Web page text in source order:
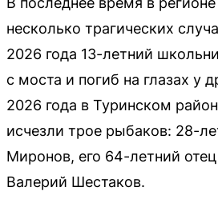
несколько трагических
2026 года 13-летний
с моста и погиб на глазах у
2026 года в Туринском
исчезли трое рыбаков: 28-
Миронов, его 64-летний
Валерий Шестаков.